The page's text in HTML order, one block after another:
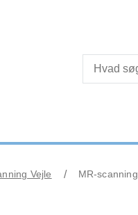
Vejle MR-scanning